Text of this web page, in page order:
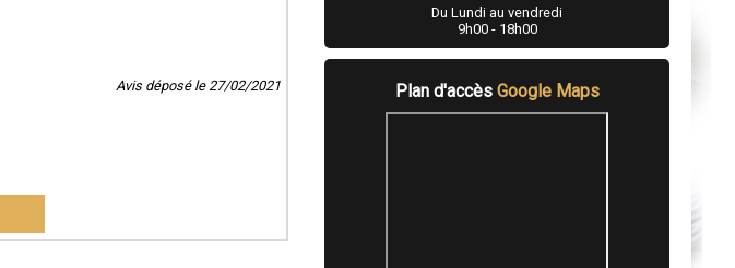
Avis déposé le 27/02/2021
Du Lundi au vendredi
9h00 - 18h00
Plan d'accès Google Maps